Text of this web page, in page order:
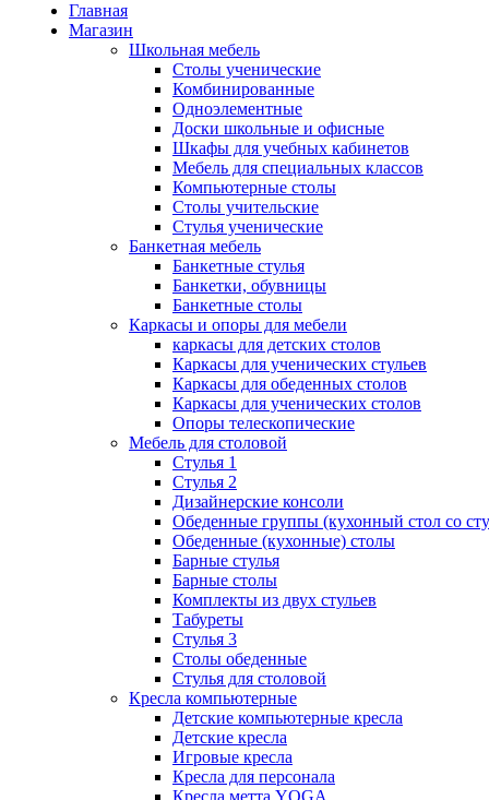
Главная
Магазин
Школьная мебель
Столы ученические
Комбинированные
Одноэлементные
Доски школьные и офисные
Шкафы для учебных кабинетов
Мебель для специальных классов
Компьютерные столы
Столы учительские
Стулья ученические
Банкетная мебель
Банкетные стулья
Банкетки, обувницы
Банкетные столы
Каркасы и опоры для мебели
каркасы для детских столов
Каркасы для ученических стульев
Каркасы для обеденных столов
Каркасы для ученических столов
Опоры телескопические
Мебель для столовой
Стулья 1
Стулья 2
Дизайнерские консоли
Обеденные группы (кухонный стол со
Обеденные (кухонные) столы
Барные стулья
Барные столы
Комплекты из двух стульев
Табуреты
Стулья 3
Столы обеденные
Стулья для столовой
Кресла компьютерные
Детские компьютерные кресла
Детские кресла
Игровые кресла
Кресла для персонала
Кресла метта YOGA